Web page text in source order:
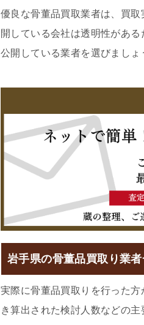
優良な骨董品買取業者は、買
開している会社は透明性があ
公開している業者を選びましょ
岩手県の骨董品買取り業
実際に骨董品買取りを行った
き算出された検討人数などの